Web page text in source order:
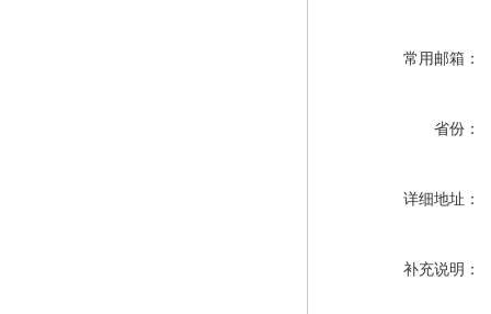
常用邮箱：
省份：
详细地址：
补充说明：